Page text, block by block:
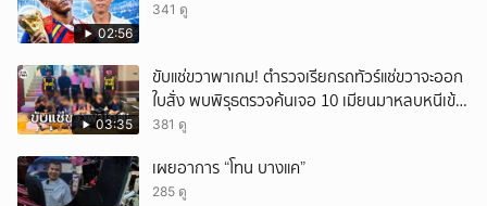
02:56
341 ดู
03:35
ขับแช่ขวาพาเกม! ตำรวจเรียกรถทัวร์แช่ขวาจะออก
ใบสั่ง พบพิรุธตรวจค้นเจอ 10 เมียนมาหลบหนีเข้า
เมือง
381 ดู
เผยอาการ “โทน บางแค”
285 ดู